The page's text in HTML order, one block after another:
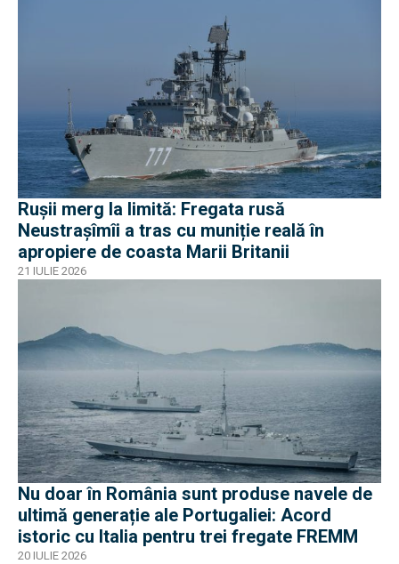
Rușii merg la limită: Fregata rusă
Neustrașîmîi a tras cu muniție reală în
apropiere de coasta Marii Britanii
21 IULIE 2026
Nu doar în România sunt produse navele de
ultimă generație ale Portugaliei: Acord
istoric cu Italia pentru trei fregate FREMM
20 IULIE 2026